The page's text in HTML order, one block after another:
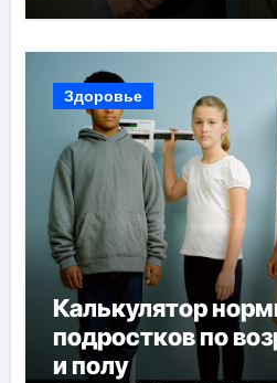
Здоровье
Калькулятор
подростков по
и полу